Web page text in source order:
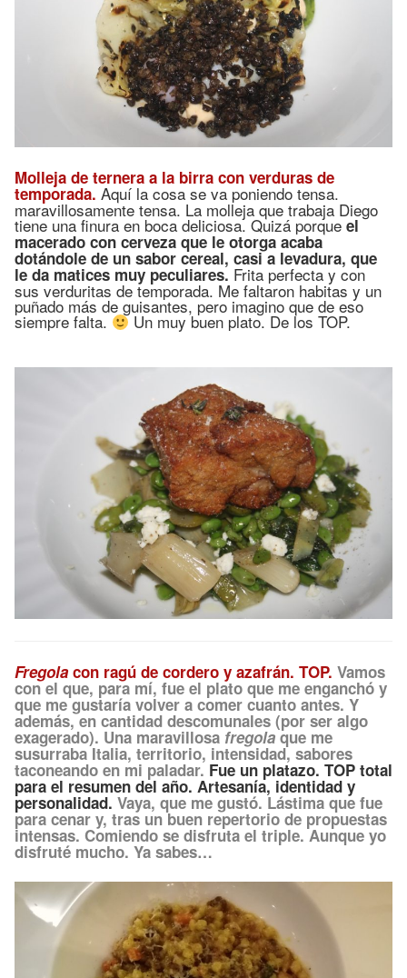
Molleja de ternera a la birra con verduras de
temporada. Aquí la cosa se va poniendo tensa.
maravillosamente tensa. La molleja que trabaja Diego
tiene una finura en boca deliciosa. Quizá porque el
macerado con cerveza que le otorga acaba
dotándole de un sabor cereal, casi a levadura, que
le da matices muy peculiares. Frita perfecta y con
sus verduritas de temporada. Me faltaron habitas y un
puñado más de guisantes, pero imagino que de eso
siempre falta. Un muy buen plato. De los TOP.
Fregola con ragú de cordero y azafrán. TOP. Vamos
con el que, para mí, fue el plato que me enganchó y
que me gustaría volver a comer cuanto antes. Y
además, en cantidad descomunales (por ser algo
exagerado). Una maravillosa fregolaque me
susurraba Italia, territorio, intensidad, sabores
taconeando en mi paladar. Fue un platazo. TOP total
para el resumen del año. Artesanía, identidad y
personalidad. Vaya, que me gustó. Lástima que fue
para cenar y, tras un buen repertorio de propuestas
intensas. Comiendo se disfruta el triple. Aunque yo
disfruté mucho. Ya sabes…